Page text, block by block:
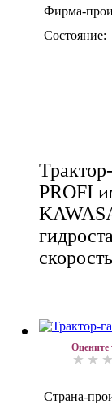
Фирма-
Состояние:
PROFI
Оцените
Страна-